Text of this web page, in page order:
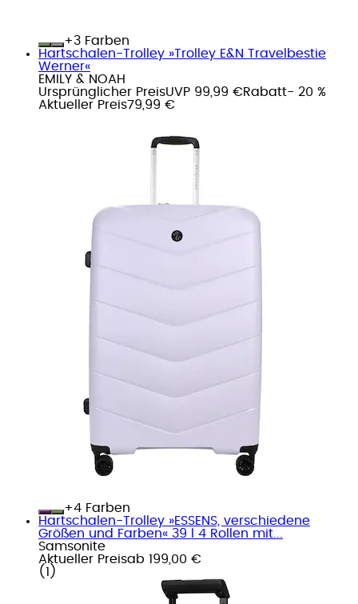
+
Farben
Hartschalen-Trolley »Trolley E&N Travelbestie
Werner«
EMILY & NOAH
Ursprünglicher PreisUVP 99,99 €Rabatt- 20 %
Aktueller Preis79,99 €
+
Farben
Hartschalen-Trolley »ESSENS, verschiedene
Größen und Farben« 39 l 4 Rollen mit...
Samsonite
Aktueller Preisab 199,00 €
( 1 )